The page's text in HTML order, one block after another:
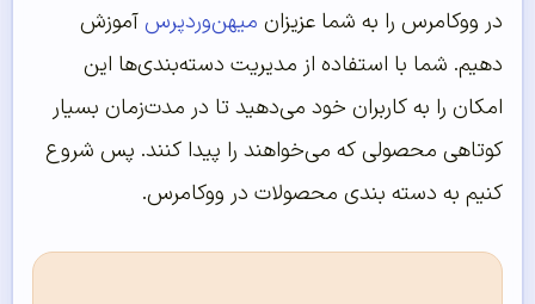
در ووکامرس را به شما عزیزان میهن‌وردپرس آموزش
دهیم. شما با استفاده از مدیریت دسته‌بندی‌ها این
امکان را به کاربران خود می‌دهید تا در مدت‌زمان بسیار
کوتاهی محصولی که می‌خواهند را پیدا کنند. پس شروع
کنیم به دسته بندی محصولات در ووکامرس.